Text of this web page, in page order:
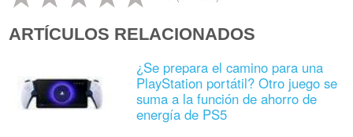
ARTÍCULOS RELACIONADOS
¿Se prepara el camino para una
PlayStation portátil? Otro juego se
suma a la función de ahorro de
energía de PS5